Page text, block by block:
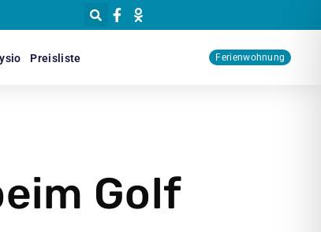
Preisliste Ferienwohnung
Golf